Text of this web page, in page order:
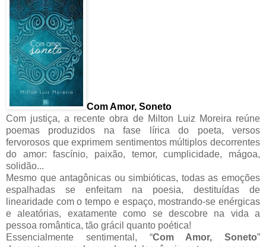
Com Amor, Soneto
Com justiça, a recente obra de Milton Luiz Moreira reúne
poemas produzidos na fase lírica do poeta, versos
fervorosos que exprimem sentimentos múltiplos decorrentes
do amor: fascínio, paixão, temor, cumplicidade, mágoa,
solidão...
Mesmo que antagônicas ou simbióticas, todas as emoções
espalhadas se enfeitam na poesia, destituídas de
linearidade com o tempo e espaço, mostrando-se enérgicas
e aleatórias, exatamente como se descobre na vida a
pessoa romântica, tão grácil quanto poética!
Essencialmente sentimental, “Com Amor, Soneto”